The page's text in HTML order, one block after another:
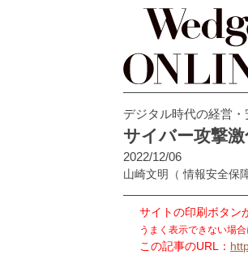
デジタル時代の経営・
サイバー攻撃
2022/12/06
山崎文明 （ 情報安全保
サイトの印刷ボタン
うまく表示できない場
この記事のURL：